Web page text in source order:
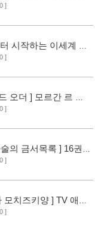
]
시작하는 이세계 생
개
]
오더 ] 모르간 르 페
]
의 금서목록 ] 16권
]
치즈키양 ] TV 애니
]